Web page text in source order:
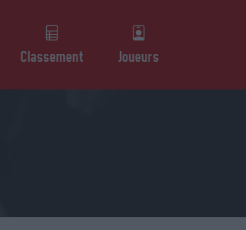
Classement Joueurs